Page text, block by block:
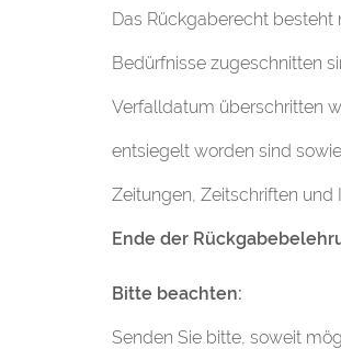
Das Rückgaberecht besteht
Bedürfnisse zugeschnitten
Verfalldatum überschritten
entsiegelt worden sind
Zeitungen, Zeitschriften und
Ende der
Bitte beachten:
Senden Sie bitte, soweit